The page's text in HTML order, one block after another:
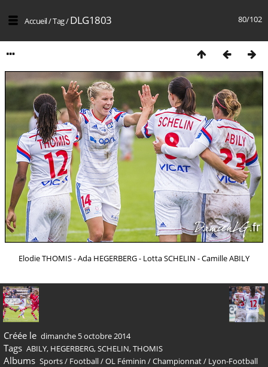
80/102
Accueil/Tag/DLG1803
Elodie THOMIS - Ada HEGERBERG - Lotta SCHELIN - Camille ABILY
Créée le dimanche 5 octobre 2014
Tags ABILY, HEGERBERG,SCHELIN,THOMIS
Albums Sports/ Football/OL Féminin /Championnat/ Lyon-Football